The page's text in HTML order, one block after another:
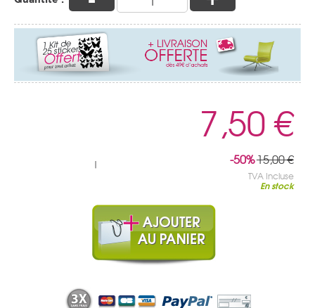
7,50 €
-50%15,00 €
TVA Incluse
En stock
|